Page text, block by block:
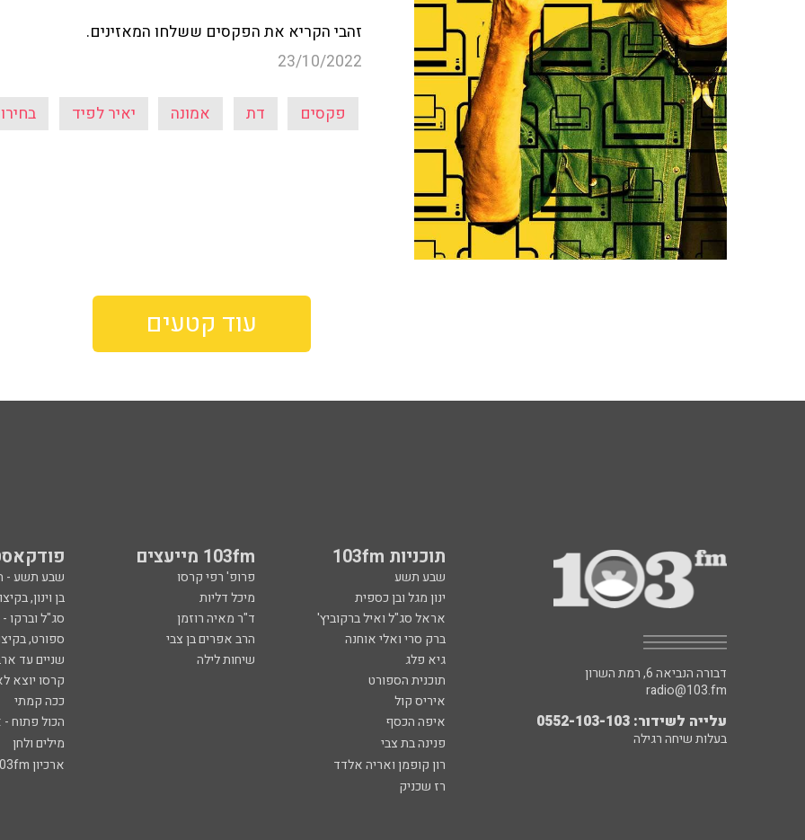
זהבי הקריא את הפקסים ששלחו המאזינים.
23/10/2022
פקסים דת אמונה יאיר לפיד בחירות
עוד קטעים
תוכניות 103fm 103fm מייעצים
שבע תשע פרופ' רפי קרסו
שבע תשע -
ינון מגל ובן כספית
מיכל דליות
בן וינון,
אראל סג"ל ואיל ברקוביץ'
ד"ר מאיה רוזמן
סג"ל וברקו
ברק סרי ואלי אוחנה
הרב אפרים בן צבי
ספורט,
גיא פלג
שיחות לילה
שניים עד
תוכנית הספורט
קרסו יוצא
איריס קול
ככה קמתי
איפה הכסף
הכול פתוח -
פנינה בת צבי
מילים ולחן
רון קופמן ואריה אלדד
ארכיון 103fm
רז שכניק
דבורה הנביאה 6, רמת השרון
radio@103.fm
עלייה לשידור: 0552-103-103
בעלות שיחה רגילה